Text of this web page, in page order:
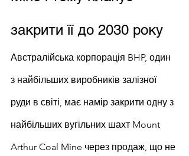
закрити її до 2030 року
Австралійська корпорація BHP, один
з найбільших виробників залізної
руди в світі, має намір закрити одну з
найбільших вугільних шахт Mount
Arthur Coal Mine через продаж, що не